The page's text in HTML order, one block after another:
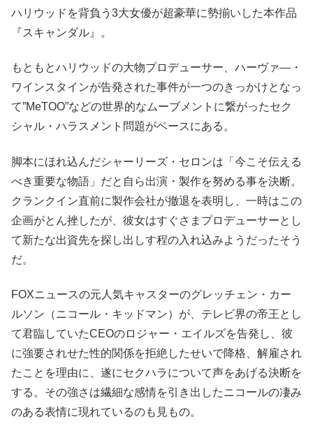
ハリウッドを背負う3大女優が超豪華に勢揃いした本作品
『スキャンダル』。
もともとハリウッドの大物プロデューサー、ハーヴァ―・
ワインスタインが告発された事件が一つのきっかけとなっ
て”MeTOO”などの世界的なムーブメントに繋がったセク
シャル・ハラスメント問題がベースにある。
脚本にほれ込んだシャーリーズ・セロンは「今こそ伝える
べき重要な物語」だと自ら出演・製作を努める事を決断。
クランクイン直前に製作会社が撤退を表明し、一時はこの
企画がとん挫したが、彼女はすぐさまプロデューサーとし
て新たな出資先を探し出しす程の入れ込みようだったそう
だ。
FOXニュースの元人気キャスターのグレッチェン・カー
ルソン（ニコール・キッドマン）が、テレビ界の帝王とし
て君臨していたCEOのロジャー・エイルズを告発し、彼
に強要されせた性的関係を拒絶したせいで降格、解雇され
たことを理由に、遂にセクハラについて声をあげる決断を
する。その強さは繊細な感情を引き出したニコールの凄み
のある表情に現れているのも見もの。